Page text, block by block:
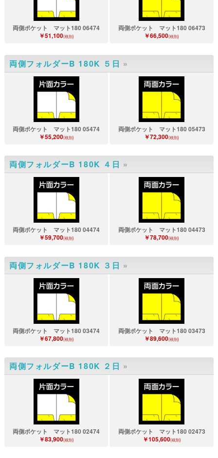
両側ポケット マット180 06474
￥51,100(税別)
両側ポケット マット180 06473
￥66,500(税別)
両側フォルダーB 180K ５日 »
両側ポケット マット180 05474
￥55,200(税別)
両側ポケット マット180 05473
￥72,300(税別)
両側フォルダーB 180K ４日 »
両側ポケット マット180 04474
￥59,700(税別)
両側ポケット マット180 04473
￥78,700(税別)
両側フォルダーB 180K ３日 »
両側ポケット マット180 03474
￥67,800(税別)
両側ポケット マット180 03473
￥89,600(税別)
両側フォルダーB 180K ２日 »
両側ポケット マット180 02474
￥83,900(税別)
両側ポケット マット180 02473
￥105,600(税別)